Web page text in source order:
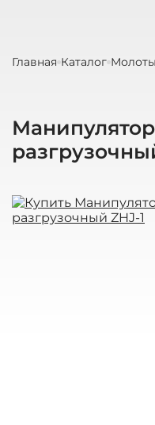
Главная Каталог Молоты